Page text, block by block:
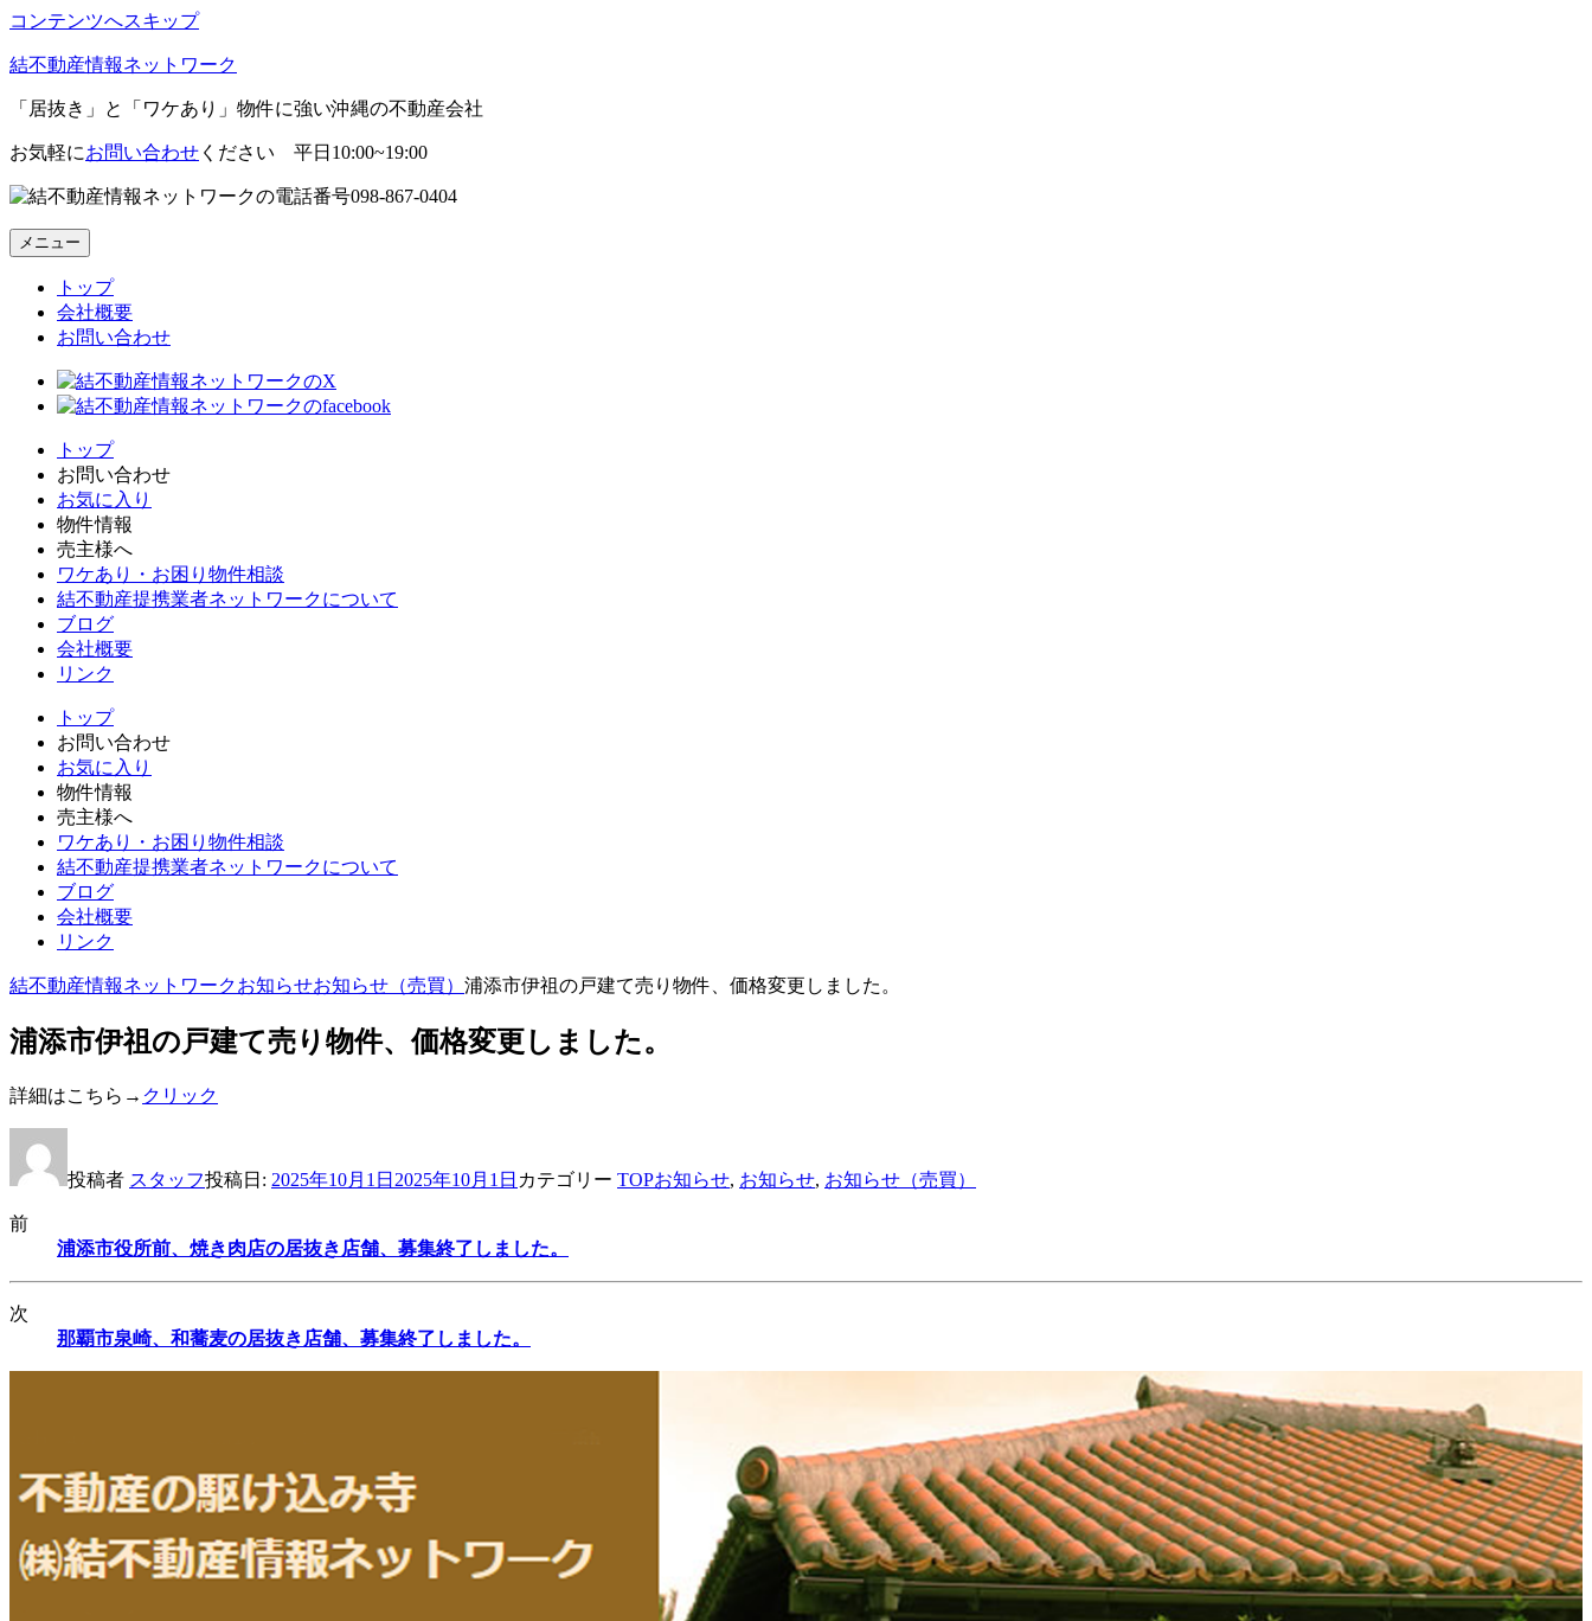
コンテンツへスキップ
結不動産情報ネットワーク
「居抜き」と「ワケあり」物件に強い沖縄の不動産会社
お気軽にお問い合わせ ください 平日10:00~19:00
098-867-0404
メニュー
トップ
会社概要
お問い合わせ
トップ
お問い合わせ
お気に入り
物件情報
売主様へ
ワケあり・お困り物件相談
結不動産提携業者ネットワークについて
ブログ
会社概要
リンク
トップ
お問い合わせ
お気に入り
物件情報
売主様へ
ワケあり・お困り物件相談
結不動産提携業者ネットワークについて
ブログ
会社概要
リンク
結不動産情報ネットワークお知らせお知らせ（売買） 浦添市伊祖の戸建て売り物件、価格変更しました。
浦添市伊祖の戸建て売り物件、価格変更しました。
詳細はこちら→ クリック
投稿者 スタッフ投稿日: 2025年10月1日 2025年10月1日 カテゴリー TOPお知らせ, お知らせ, お知らせ（売買）
前
浦添市役所前、焼き肉店の居抜き店舗、募集終了しました。
次
那覇市泉崎、和蕎麦の居抜き店舗、募集終了しました。